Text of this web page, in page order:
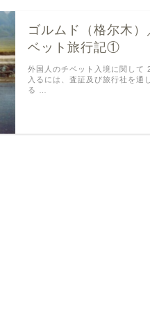
ゴルムド（格尔木
ベット旅行記①
外国人のチベット入境に関して
入るには、査証及び旅行社を通
る …